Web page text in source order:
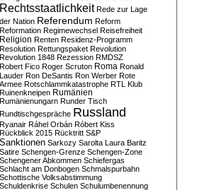
Rechtsstaatlichkeit Rede zur Lage
der Nation Referendum Reform
Reformation Regimewechsel Reisefreiheit
Religion Renten Residenz-Programm
Resolution Rettungspaket Revolution
Revolution 1848 Rezession RMDSZ
Robert Fico Roger Scruton Roma Ronald
Lauder Ron DeSantis Ron Werber Rote
Armee Rotschlammkatastrophe RTL Klub
Ruinenkneipen Rumänien
Rumänienungarn Runder Tisch
Rundtischgespräche Russland
Ryanair Ráhel Orbán Róbert Kiss
Rückblick 2015 Rücktritt S&P
Sanktionen Sarkozy Sarolta Laura Baritz
Satire Schengen-Grenze Schengen-Zone
Schengener Abkommen Schiefergas
Schlacht am Donbogen Schmalspurbahn
Schottische Volksabstimmung
Schuldenkrise Schulen Schulumbenennung